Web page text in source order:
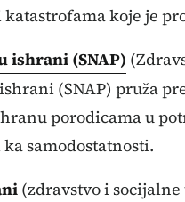
koje je
ishrani (SNAP)
(SNAP) pruža
porodicama u
samodostatnosti.
(zdravstvo i socijalne